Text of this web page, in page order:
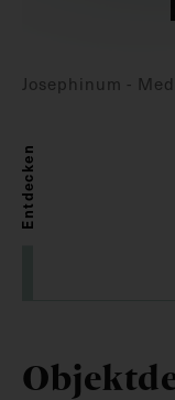
Josephinum -
Entdecken